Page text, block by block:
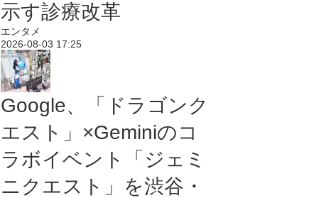
示す診療改革
エンタメ
2026-08-03 17:25
Google、「ドラゴンク
エスト」×Geminiのコ
ラボイベント「ジェミ
ニクエスト」を渋谷・